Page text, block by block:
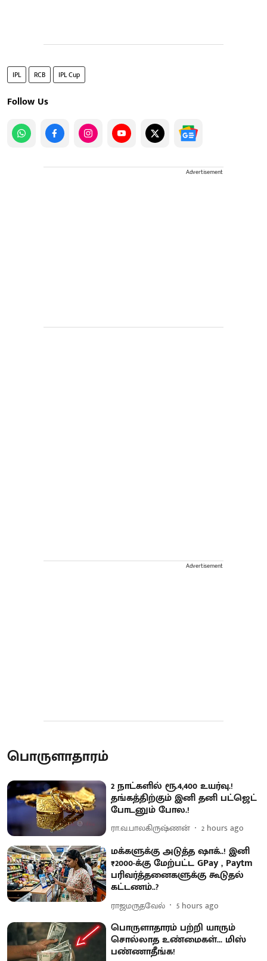
IPL RCB IPL Cup
Follow Us
Advertisement
Advertisement
பொருளாதாரம்
2 நாட்களில் ரூ.4,400 உயர்வு.!
தங்கத்திற்கும் இனி தனி பட்ஜெட்
போடனும் போல.!
ரா.வ.பாலகிருஷ்ணன் 2 hours ago
மக்களுக்கு அடுத்த ஷாக்..! இனி
₹2000-க்கு மேற்பட்ட GPay , Paytm
பரிவர்த்தனைகளுக்கு கூடுதல்
கட்டணம்..?
ராஜமருதவேல் 5 hours ago
பொருளாதாரம் பற்றி யாரும்
சொல்லாத உண்மைகள்... மிஸ்
பண்ணாதீங்க!